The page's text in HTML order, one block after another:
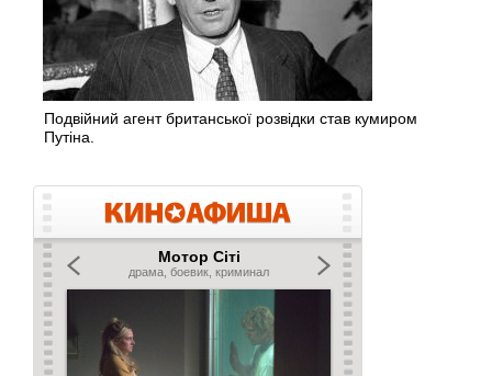
Подвійний агент британської розвідки став кумиром
Путіна.